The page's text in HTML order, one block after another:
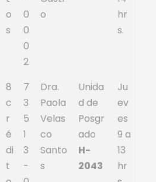
o
s
0
0
0
2
o
hr
s.
8
c
r
é
di
t
7
3
5
1
3
-
Dra.
Paola
Velas
co
Santo
s
Unida
d de
Posgr
ado
H-
2043
Ju
ev
es
9 a
13
hr